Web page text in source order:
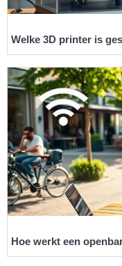
Welke 3D printer is
Hoe werkt een